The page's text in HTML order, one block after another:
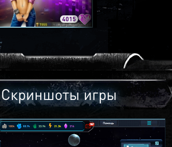
4015
Скриншоты игры